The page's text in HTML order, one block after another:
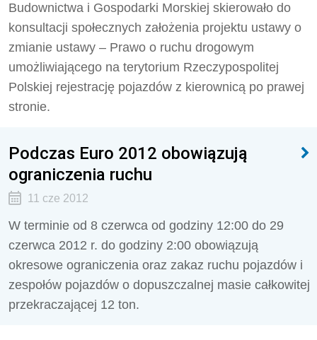
Budownictwa i Gospodarki Morskiej skierowało do
konsultacji społecznych założenia projektu ustawy o
zmianie ustawy – Prawo o ruchu drogowym
umożliwiającego na terytorium Rzeczypospolitej
Polskiej rejestrację pojazdów z kierownicą po prawej
stronie.
Podczas Euro 2012 obowiązują
ograniczenia ruchu
11 cze 2012
W terminie od 8 czerwca od godziny 12:00 do 29
czerwca 2012 r. do godziny 2:00 obowiązują
okresowe ograniczenia oraz zakaz ruchu pojazdów i
zespołów pojazdów o dopuszczalnej masie całkowitej
przekraczającej 12 ton.